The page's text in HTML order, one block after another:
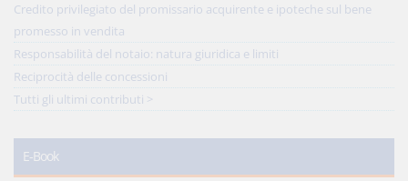
Credito privilegiato del promissario acquirente e ipoteche sul bene
promesso in vendita
Responsabilità del notaio: natura giuridica e limiti
Reciprocità delle concessioni
Tutti gli ultimi contributi >
E-Book